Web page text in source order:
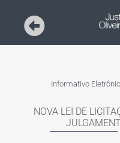
Informativo
NOVA LEI DE